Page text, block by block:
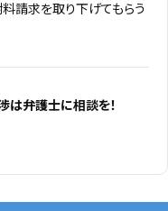
請求を取り下げてもらう
は弁護士に相談を！